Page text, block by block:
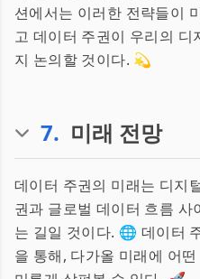
션에서는 이러한 전략들이
고 데이터 주권이 우리의 디
지 논의할 것이다. 💫
7. 미래 전망
데이터 주권의 미래는 디지
권과 글로벌 데이터 흐름
는 길일 것이다. 🌐 데이터
을 통해, 다가올 미래에 어